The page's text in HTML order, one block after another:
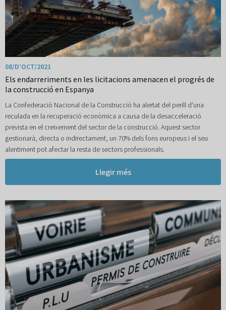
08/D’OCT/2021
Els endarreriments en les licitacions amenacen el progrés de
la construcció en Espanya
La Confederació Nacional de la Construcció ha alertat del perill d'una
reculada en la recuperació econòmica a causa de la desacceleració
prevista en el creixement del sector de la construcció. Aquest sector
gestionarà, directa o indirectament, un 70% dels fons europeus i el seu
alentiment pot afectar la resta de sectors professionals.
Llegir més